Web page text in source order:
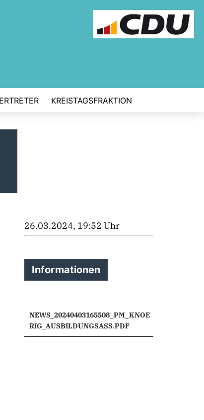
KREISTAGSFRAKTION
26.03.2024, 19:52 Uhr
Informationen
NEWS_20240403165508_PM_KNOE
RIG_AUSBILDUNGSASS.PDF